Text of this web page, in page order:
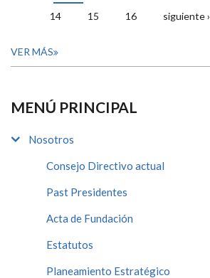
14 15 16 siguiente ›
VER MÁS
MENÚ PRINCIPAL
Nosotros
Consejo Directivo actual
Past Presidentes
Acta de Fundación
Estatutos
Planeamiento Estratégico